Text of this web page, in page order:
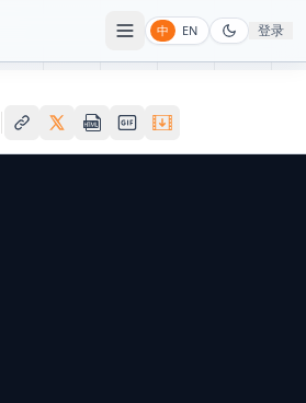
中 EN 登录